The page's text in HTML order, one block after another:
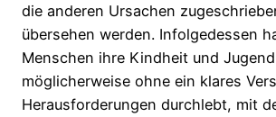
die anderen Ursachen
übersehen werden. Infolgedessen
Menschen ihre Kindheit und Jugend
möglicherweise ohne ein klares
Herausforderungen durchlebt, mit